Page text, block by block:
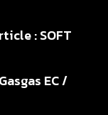
: SOFT
EC /